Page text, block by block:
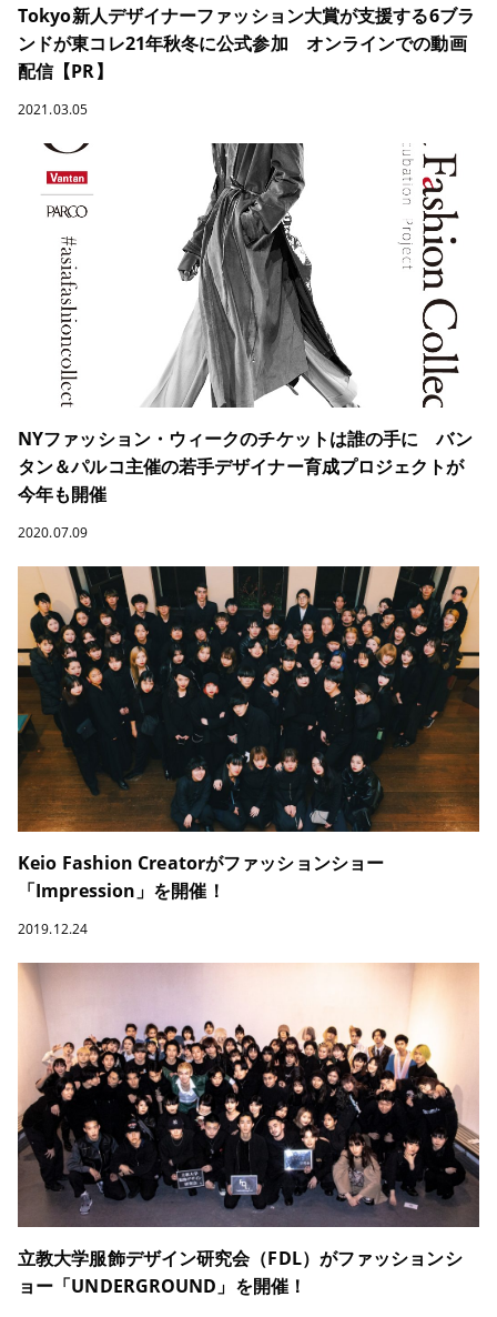
Tokyo新人デザイナーファッション大賞が支援する6ブラ
ンドが東コレ21年秋冬に公式参加 オンラインでの動画
配信【PR】
2021.03.05
NYファッション・ウィークのチケットは誰の手に バン
タン＆パルコ主催の若手デザイナー育成プロジェクトが
今年も開催
2020.07.09
Keio Fashion Creatorがファッションショー
「Impression」を開催！
2019.12.24
立教大学服飾デザイン研究会（FDL）がファッションシ
ョー「UNDERGROUND」を開催！